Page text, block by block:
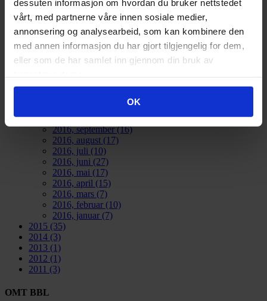
dessuten informasjon om hvordan du bruker nettstedet
vårt, med partnerne våre innen sosiale medier,
annonsering og analysearbeid, som kan kombinere den
med annen informasjon du har gjort tilgjengelig for dem,
eller som de har samlet inn gjennom din bruk av
OK
2022(24)
2021(21)
2020(17)
2018(91)
2016(185)
(23)
(15)
2016, oktober(21)
2016, september(16)
2016, august (17)
2016, juli (10)
2016, juni (27)
2016, mai (17)
2016, april (15)
2016, mars (7)
2016, februar (10)
2016, januar (7)
2015 (35)
2014 (3)
2013 (1)
2012 (1)
2011 (3)
OMT BBL